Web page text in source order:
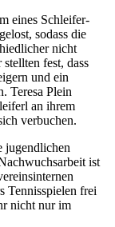
eines Schleifer-
sodass die
nicht
fest, dass
und ein
Teresa Plein
an ihrem
verbuchen.
jugendlichen
ist
Tennisspielen frei
nicht nur im